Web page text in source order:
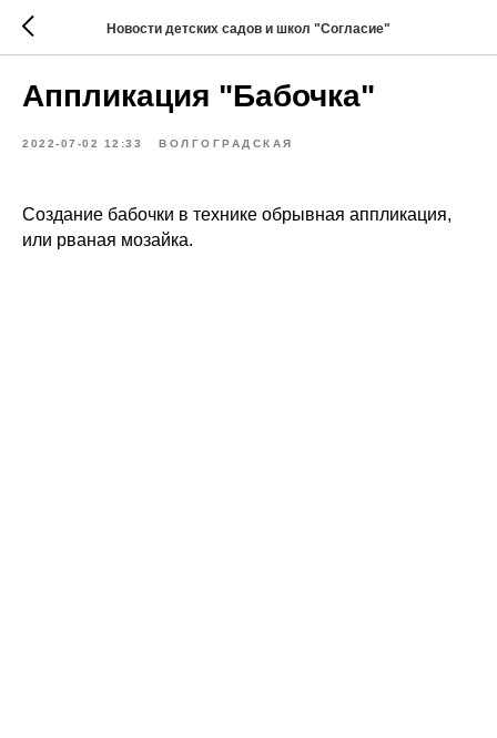
Новости детских садов и школ "Согласие"
Аппликация "Бабочка"
2022-07-02 12:33 ВОЛГОГРАДСКАЯ
Создание бабочки в технике обрывная аппликация,
или рваная мозайка.